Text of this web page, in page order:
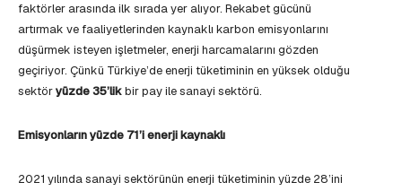
faktörler arasında ilk sırada yer alıyor. Rekabet gücünü
artırmak ve faaliyetlerinden kaynaklı karbon emisyonlarını
düşürmek isteyen işletmeler, enerji harcamalarını gözden
geçiriyor. Çünkü Türkiye’de enerji tüketiminin en yüksek olduğu
sektöryüzde 35’likbir pay ile sanayi sektörü.
Emisyonların yüzde 71’i enerji kaynaklı
2021 yılında sanayi sektörünün enerji tüketiminin yüzde 28’ini